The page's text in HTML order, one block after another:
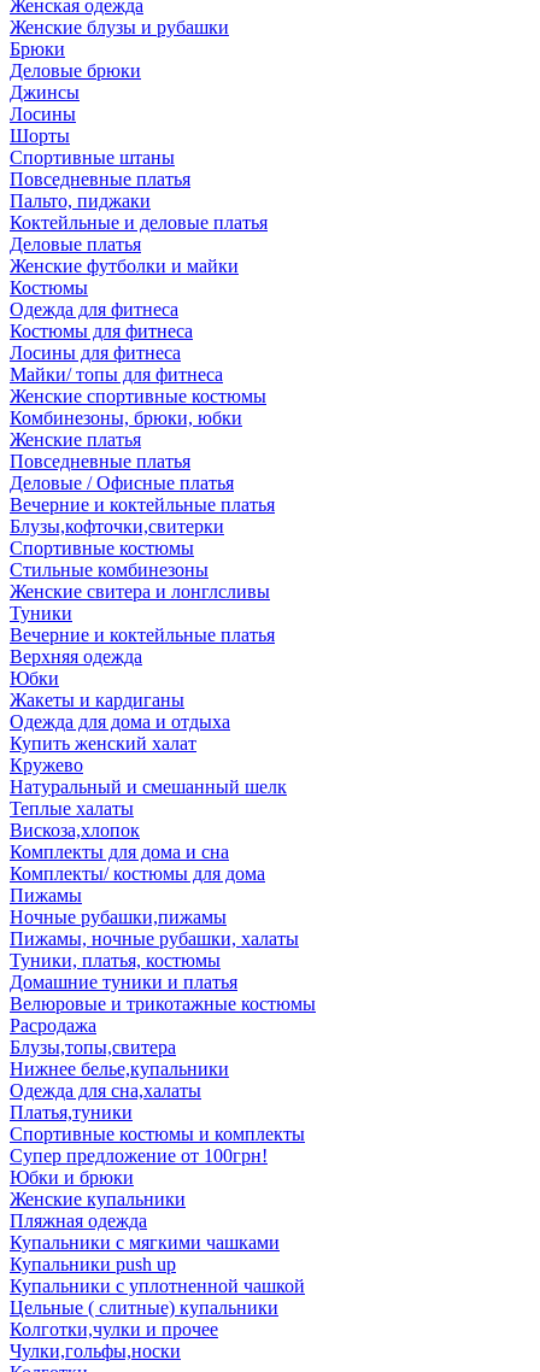
Женская одежда
Женские блузы и рубашки
Брюки
Деловые брюки
Джинсы
Лосины
Шорты
Спортивные штаны
Повседневные платья
Пальто, пиджаки
Коктейльные и деловые платья
Деловые платья
Женские футболки и майки
Костюмы
Одежда для фитнеса
Костюмы для фитнеса
Лосины для фитнеса
Майки/ топы для фитнеса
Женские спортивные костюмы
Комбинезоны, брюки, юбки
Женские платья
Повседневные платья
Деловые / Офисные платья
Вечерние и коктейльные платья
Блузы,кофточки,свитерки
Спортивные костюмы
Стильные комбинезоны
Женские свитера и лонглсливы
Туники
Вечерние и коктейльные платья
Верхняя одежда
Юбки
Жакеты и кардиганы
Одежда для дома и отдыха
Купить женский халат
Кружево
Натуральный и смешанный шелк
Теплые халаты
Вискоза,хлопок
Комплекты для дома и сна
Комплекты/ костюмы для дома
Пижамы
Ночные рубашки,пижамы
Пижамы, ночные рубашки, халаты
Туники, платья, костюмы
Домашние туники и платья
Велюровые и трикотажные костюмы
Расродажа
Блузы,топы,свитера
Нижнее белье,купальники
Одежда для сна,халаты
Платья,туники
Спортивные костюмы и комплекты
Супер предложение от 100грн!
Юбки и брюки
Женские купальники
Пляжная одежда
Купальники с мягкими чашками
Купальники push up
Купальники с уплотненной чашкой
Цельные ( слитные) купальники
Колготки,чулки и прочее
Чулки,гольфы,носки